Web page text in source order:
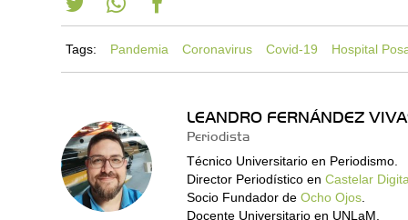
Tags: Pandemia Coronavirus Covid-19 Hospital
LEANDRO FERNÁNDEZ
Periodista
Técnico Universitario en Periodismo.
Director Periodístico en Castelar
Socio Fundador de Ocho Ojos.
Docente Universitario en UNLaM.